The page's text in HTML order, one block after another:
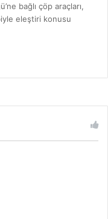
bağlı çöp araçları,
eleştiri konusu